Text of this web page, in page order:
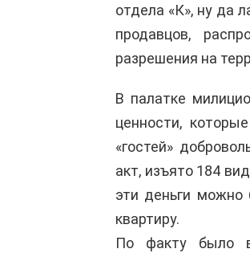
отдела «К», ну да
продавцов,
разрешения на
В палатке
ценности,
«гостей»
акт, изъято 184
эти деньги можно
квартиру.
По факту было